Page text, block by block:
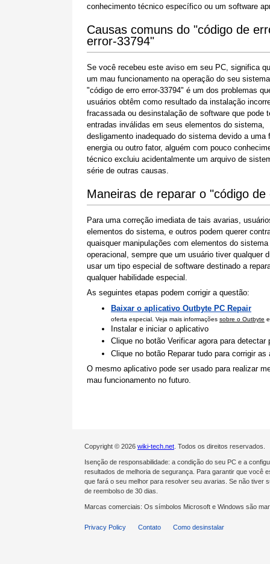
conhecimento técnico específico ou um software
Causas comuns do "código de
error-33794"
Se você recebeu este aviso em seu PC, significa
um mau funcionamento na operação do seu
"código de erro error-33794" é um dos problemas
usuários obtêm como resultado da instalação
fracassada ou desinstalação de software que pode
entradas inválidas em seus elementos do sistema,
desligamento inadequado do sistema devido a uma
energia ou outro fator, alguém com pouco
técnico excluiu acidentalmente um arquivo de
série de outras causas.
Maneiras de reparar o "código
Para uma correção imediata de tais avarias,
elementos do sistema, e outros podem querer
quaisquer manipulações com elementos do
operacional, sempre que um usuário tiver qualquer
usar um tipo especial de software destinado a
qualquer habilidade especial.
As seguintes etapas podem corrigir a questão:
Baixar o aplicativo Outbyte PC Repair
oferta especial. Veja mais informações sobre o Outbyte
Instalar e iniciar o aplicativo
Clique no botão Verificar agora para
Clique no botão Reparar tudo para corrigir
O mesmo aplicativo pode ser usado para realizar
mau funcionamento no futuro.
Copyright © 2026 wiki-tech.net . Todos os direitos reservados.
Isenção de responsabilidade: a condição do seu PC e a
resultados de melhoria de segurança. Para garantir que você
que fará o seu melhor para resolver seu avarias. Se não tiver
de reembolso de 30 dias.
Marcas comerciais: Os símbolos Microsoft e Windows são
Privacy Policy Contato Como desinstalar